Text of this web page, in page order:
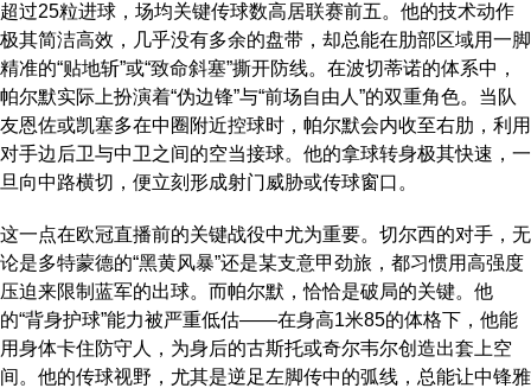
超过25粒进球，场均关键传球数高居联赛前五。他的技术动作
极其简洁高效，几乎没有多余的盘带，却总能在肋部区域用一脚
精准的“贴地斩”或“致命斜塞”撕开防线。在波切蒂诺的体系中，
帕尔默实际上扮演着“伪边锋”与“前场自由人”的双重角色。当队
友恩佐或凯塞多在中圈附近控球时，帕尔默会内收至右肋，利用
对手边后卫与中卫之间的空当接球。他的拿球转身极其快速，一
旦向中路横切，便立刻形成射门威胁或传球窗口。
这一点在欧冠直播前的关键战役中尤为重要。切尔西的对手，无
论是多特蒙德的“黑黄风暴”还是某支意甲劲旅，都习惯用高强度
压迫来限制蓝军的出球。而帕尔默，恰恰是破局的关键。他
的“背身护球”能力被严重低估——在身高1米85的体格下，他能
用身体卡住防守人，为身后的古斯托或奇尔韦尔创造出套上空
间。他的传球视野，尤其是逆足左脚传中的弧线，总能让中锋雅